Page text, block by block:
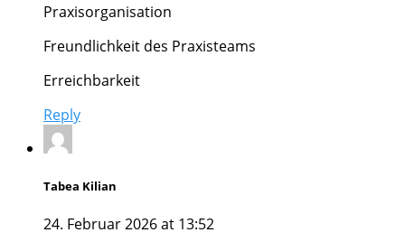
Praxisorganisation
Freundlichkeit des Praxisteams
Erreichbarkeit
Reply
Tabea Kilian
24. Februar 2026 at 13:52